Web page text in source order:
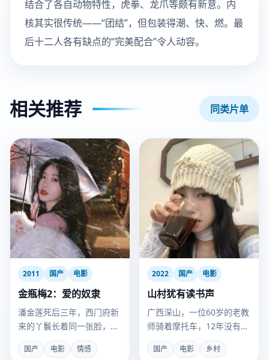
结合了各自动物特性，虎拳、龙爪等颇有新意。内
核其实很传统——“团结”，但包装得潮、快、燃。最
后十二人各有缺点的“完美配合”令人动容。
相关推荐 同类片单
2011 国产 电影
金瓶梅2：爱的奴隶
潘金莲死后三年，西门府新
来的丫鬟长着同一张脸，却
只为复仇而来。
国产 电影 情感
2022 国产 电影
山村犹有读书声
广西深山，一位60岁的老教
师骑着摩托车，12年没有让
一个孩子辍学。
国产 电影 乡村